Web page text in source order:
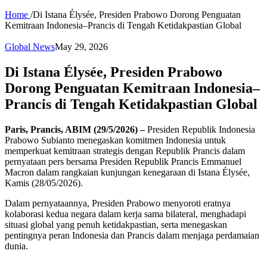
Home /Di Istana Élysée, Presiden Prabowo Dorong Penguatan
Kemitraan Indonesia–Prancis di Tengah Ketidakpastian Global
Global NewsMay 29, 2026
Di Istana Élysée, Presiden Prabowo
Dorong Penguatan Kemitraan Indonesia–
Prancis di Tengah Ketidakpastian Global
Paris, Prancis, ABIM (29/5/2026) –Presiden Republik Indonesia
Prabowo Subianto menegaskan komitmen Indonesia untuk
memperkuat kemitraan strategis dengan Republik Prancis dalam
pernyataan pers bersama Presiden Republik Prancis Emmanuel
Macron dalam rangkaian kunjungan kenegaraan di Istana Élysée,
Kamis (28/05/2026).
Dalam pernyataannya, Presiden Prabowo menyoroti eratnya
kolaborasi kedua negara dalam kerja sama bilateral, menghadapi
situasi global yang penuh ketidakpastian, serta menegaskan
pentingnya peran Indonesia dan Prancis dalam menjaga perdamaian
dunia.